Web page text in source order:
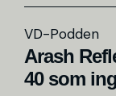
VD-Podden
Arash
40 som